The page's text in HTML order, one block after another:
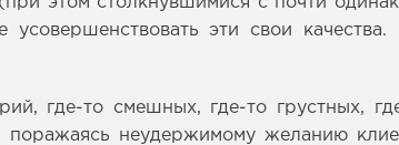
усовершенствовать эти свои
где-то смешных, где-то грустных,
поражаясь неудержимому желанию